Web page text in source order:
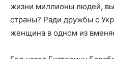
жизни миллионы людей,
страны? Ради дружбы с
женщина в одном из